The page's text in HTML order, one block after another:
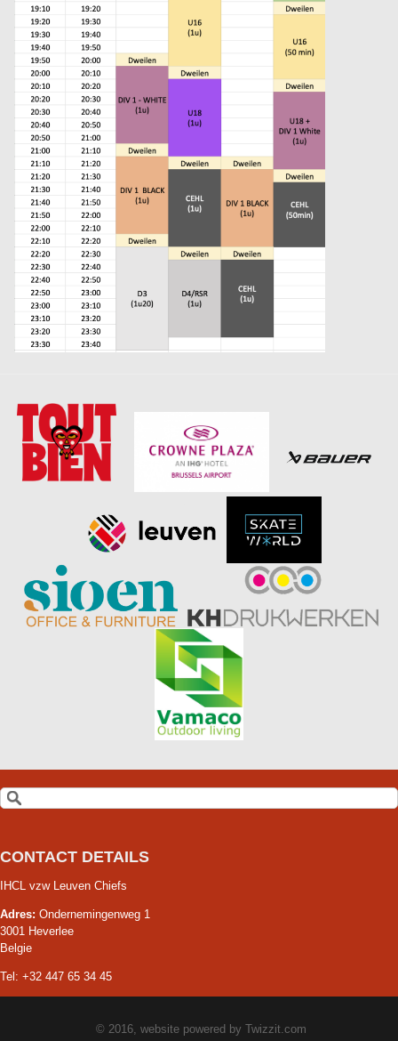
CONTACT DETAILS
IHCL vzw Leuven Chiefs
Adres: Ondernemingenweg 1
3001 Heverlee
Belgie
Tel: +32 447 65 34 45
© 2016, website powered by Twizzit.com